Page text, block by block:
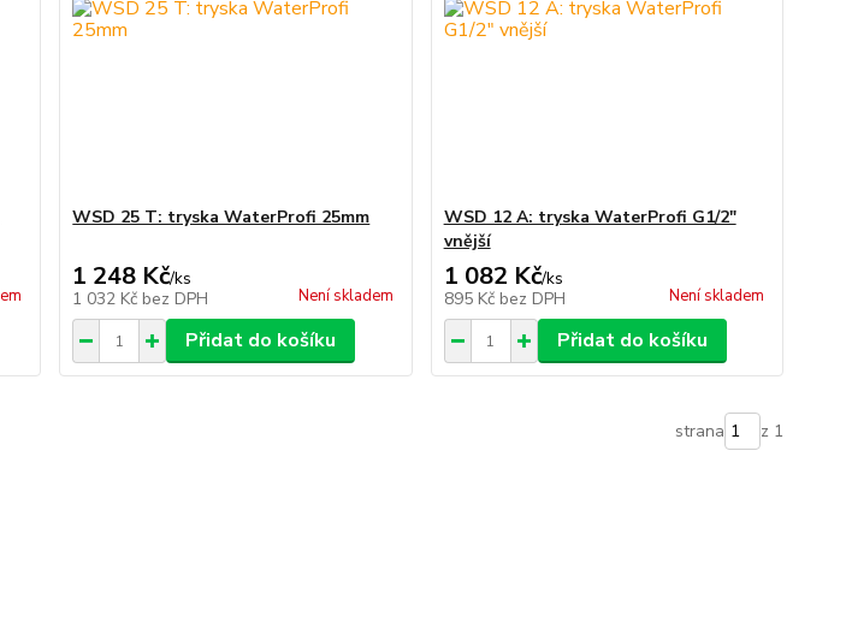
WSD 25 T: tryska WaterProfi 25mm
1 248 Kč/ks
1 032 Kč bez DPH Není skladem
Přidat do košíku
WSD 12 A: tryska WaterProfi G1/2"
vnější
1 082 Kč/ks
895 Kč bez DPH Není skladem
Přidat do košíku
strana z 1